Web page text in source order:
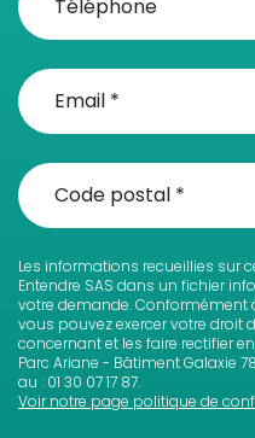
Les informations recueillies sur
Entendre SAS dans un fichier
votre demande. Conformément
vous pouvez exercer votre droit
concernant et les faire rectifier en
Parc Ariane - Bâtiment Galaxie
au : 01 30 07 17 87.
Voir notre page politique de